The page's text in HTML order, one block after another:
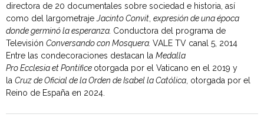
directora de 20 documentales sobre sociedad e historia, así
como del largometraje Jacinto Convit expresión de una época
donde germinó la esperanza. Conductora del programa de
Televisión Conversando con Mosquera. VALE TV canal 5, 2014
Entre las condecoraciones destacan la Medalla
Pro Ecclesia et Pontífice otorgada por el Vaticano en el 2019 y
la Cruz de Oficial de la Orden de Isabel la Católica , otorgada por el
Reino de España en 2024.